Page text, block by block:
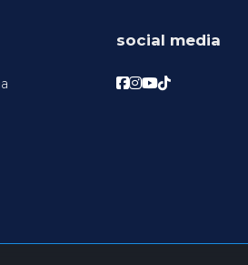
social media
Facebook
Facebook
Facebook
Facebook